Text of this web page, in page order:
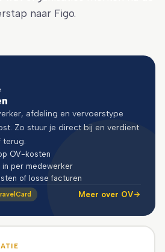
naar Figo.
afdeling en vervoerstype
Zo stuur je direct bij en verdient
terug.
OV-kosten
per medewerker
of losse facturen
Meer over OV